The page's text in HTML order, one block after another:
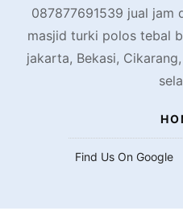
087877691539 jual jam
masjid turki polos tebal
jakarta, Bekasi,
Find Us On Google